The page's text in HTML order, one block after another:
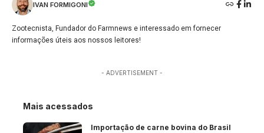
IVAN FORMIGONI
Zootecnista, Fundador do Farmnews e interessado em fornecer
informações úteis aos nossos leitores!
- ADVERTISEMENT -
Mais acessados
Importação de carne bovina do Brasil